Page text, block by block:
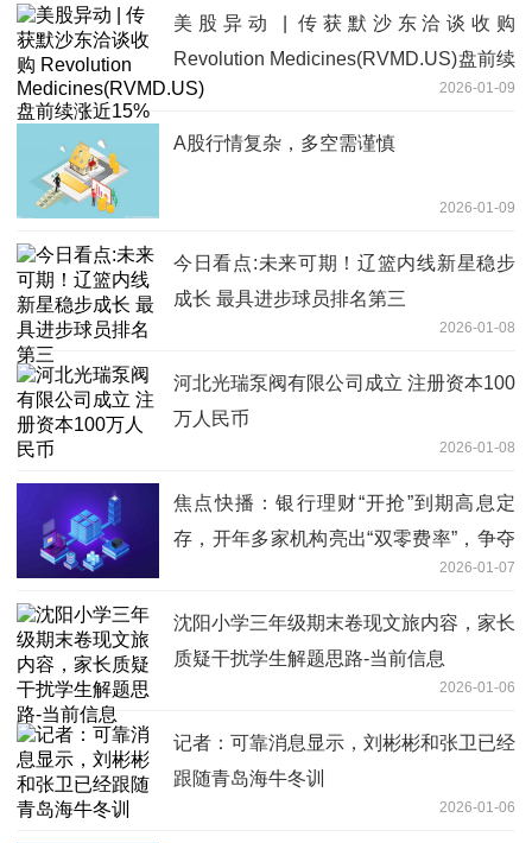
美股异动 | 传获默沙东洽谈收购
Revolution Medicines(RVMD.US)盘前续
涨近15%
2026-01-09
A股行情复杂，多空需谨慎
2026-01-09
今日看点:未来可期！辽篮内线新星稳步
成长 最具进步球员排名第三
2026-01-08
河北光瑞泵阀有限公司成立 注册资本100
万人民币
2026-01-08
焦点快播：银行理财“开抢”到期高息定
存，开年多家机构亮出“双零费率”，争夺
2026-01-07
沈阳小学三年级期末卷现文旅内容，家长
质疑干扰学生解题思路-当前信息
2026-01-06
记者：可靠消息显示，刘彬彬和张卫已经
跟随青岛海牛冬训
2026-01-06